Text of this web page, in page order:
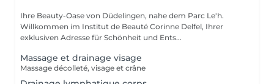
Ihre Beauty-Oase von Düdelingen, nahe dem Parc Le'h.
Willkommen im Institut de Beauté Corinne Delfel, Ihrer
exklusiven Adresse für Schönheit und Ents...
Massage et drainage visage
Massage décolleté, visage et crâne